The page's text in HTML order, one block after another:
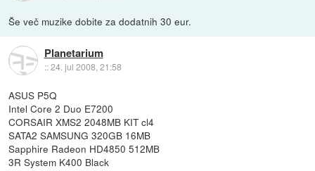
Še več muzike dobite za dodatnih 30 eur.
Planetarium
::24. jul 2008, 21:58
ASUS P5Q
Intel Core 2 Duo E7200
CORSAIR XMS2 2048MB KIT cl4
SATA2 SAMSUNG 320GB 16MB
Sapphire Radeon HD4850 512MB
3R System K400 Black